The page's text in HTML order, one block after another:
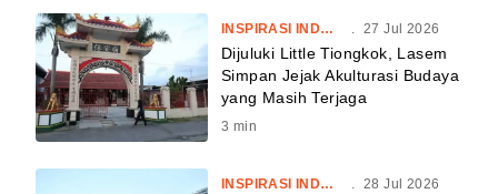
INSPIRASI INDONESIA . 27 Jul 2026
Dijuluki Little Tiongkok, Lasem
Simpan Jejak Akulturasi Budaya
yang Masih Terjaga
3 min
INSPIRASI INDONESIA . 28 Jul 2026